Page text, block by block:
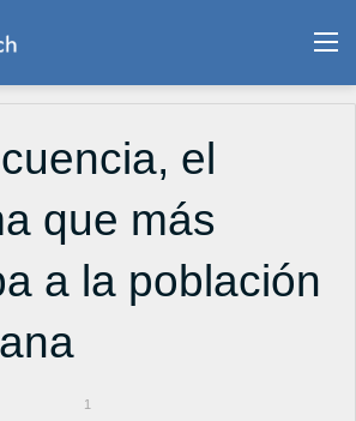
el
que más
a la población
1